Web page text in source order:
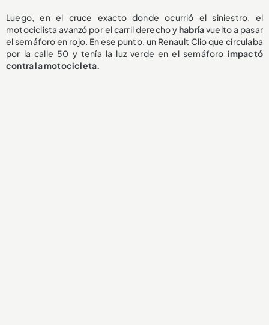
Luego, en el cruce exacto donde ocurrió el siniestro, el
motociclista avanzó por el carril derecho yhabríavuelto a pasar
el semáforo en rojo. En ese punto, un Renault Clio que circulaba
por la calle 50 y tenía la luz verde en el semáforo impactó
contra la motocicleta.